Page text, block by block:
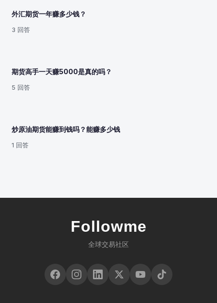
外汇期货一年赚多少钱？
3 回答
期货高手一天赚5000是真的吗？
5 回答
炒原油期货能赚到钱吗？能赚多少钱
1 回答
Followme
全球交易社区